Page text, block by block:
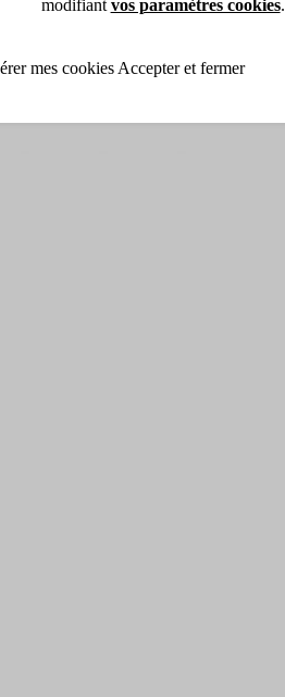
modifiant vos paramètres cookies.
mes cookies Accepter et fermer